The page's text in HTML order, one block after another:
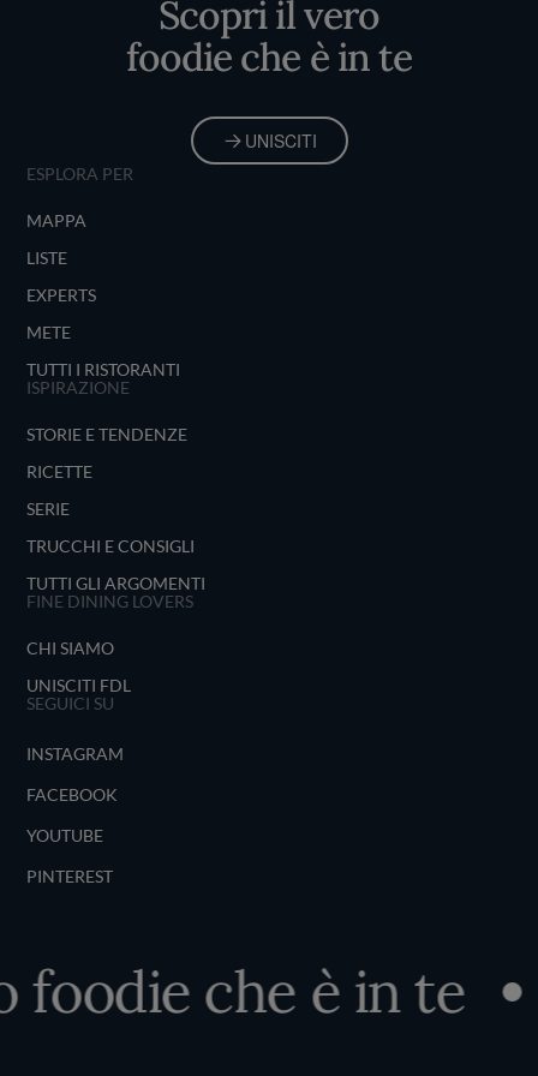
Scopri il vero
foodie che è in te
UNISCITI
ESPLORA PER
MAPPA
LISTE
EXPERTS
METE
TUTTI I RISTORANTI
ISPIRAZIONE
STORIE E TENDENZE
RICETTE
SERIE
TRUCCHI E CONSIGLI
TUTTI GLI ARGOMENTI
FINE DINING LOVERS
CHI SIAMO
UNISCITI FDL
SEGUICI SU
INSTAGRAM
FACEBOOK
YOUTUBE
PINTEREST
che è in te